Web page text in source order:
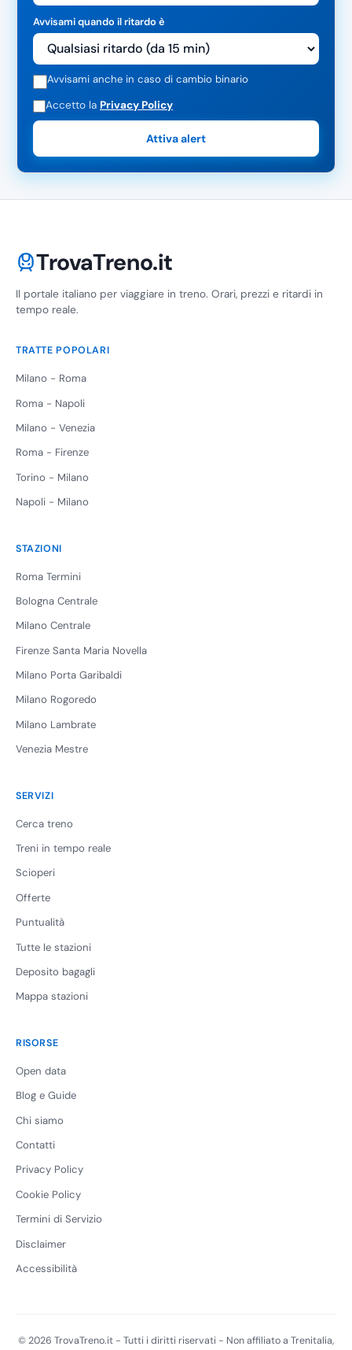
Avvisami quando il ritardo è
Avvisami anche in caso di cambio binario
Accetto la Privacy Policy
Attiva alert
TrovaTreno.it
Il portale italiano per viaggiare in treno. Orari, prezzi e ritardi in
tempo reale.
TRATTE POPOLARI
Milano - Roma
Roma - Napoli
Milano - Venezia
Roma - Firenze
Torino - Milano
Napoli - Milano
STAZIONI
Roma Termini
Bologna Centrale
Milano Centrale
Firenze Santa Maria Novella
Milano Porta Garibaldi
Milano Rogoredo
Milano Lambrate
Venezia Mestre
SERVIZI
Cerca treno
Treni in tempo reale
Scioperi
Offerte
Puntualità
Tutte le stazioni
Deposito bagagli
Mappa stazioni
RISORSE
Open data
Blog e Guide
Chi siamo
Contatti
Privacy Policy
Cookie Policy
Termini di Servizio
Disclaimer
Accessibilità
© 2026 TrovaTreno.it - Tutti i diritti riservati - Non affiliato a Trenitalia,